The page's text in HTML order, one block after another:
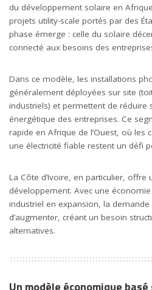
du développement solaire en
projets utility-scale portés par des
phase émerge : celle du solaire
connecté aux besoins des
Dans ce modèle, les installations
généralement déployées sur site
industriels) et permettent de réduire
énergétique des entreprises. Ce
rapide en Afrique de l’Ouest, où les
une électricité fiable restent un défi
La Côte d’Ivoire, en particulier,
développement. Avec une
industriel en expansion, la
d’augmenter, créant un besoin
alternatives.
Un modèle économique